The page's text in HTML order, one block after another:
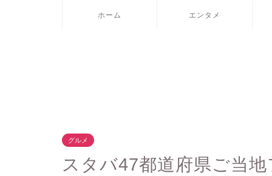
ホーム エンタメ
グルメ
スタバ47都道府県ご当